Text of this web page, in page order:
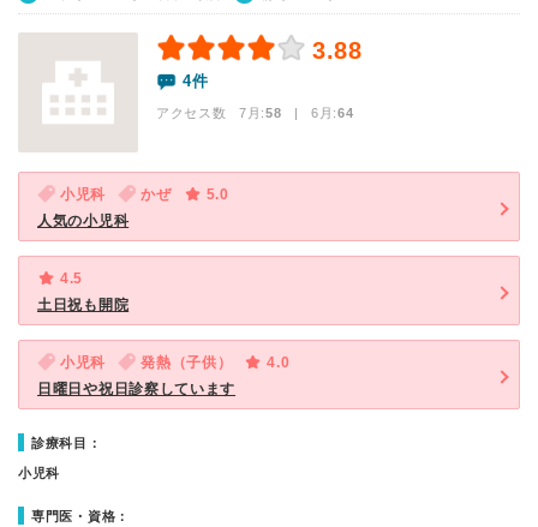
3.88
4件
アクセス数 7月:58 | 6月:64
小児科 かぜ
5.0
人気の小児科
4.5
土日祝も開院
小児科 発熱（子供）
4.0
日曜日や祝日診察しています
診療科目：
小児科
専門医・資格：